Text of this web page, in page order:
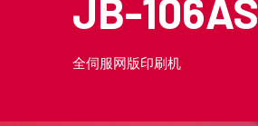
JB-106AS
全伺服网版印刷机